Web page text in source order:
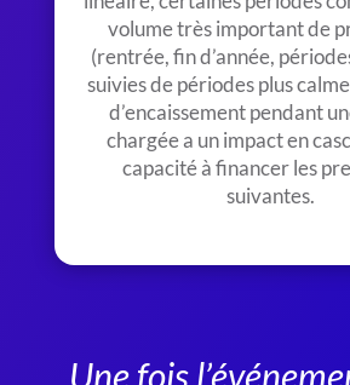
volume très important de
(rentrée, fin d’année,
suivies de périodes plus
d’encaissement pendant
chargée a un impact en
capacité à financer les
suivantes.
Une fois